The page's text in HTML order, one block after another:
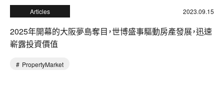
Articles 2023.09.15
2025年開幕的大阪夢島奪目，世博盛事驅動房產發展，迅速
嶄露投資價值
PropertyMarket